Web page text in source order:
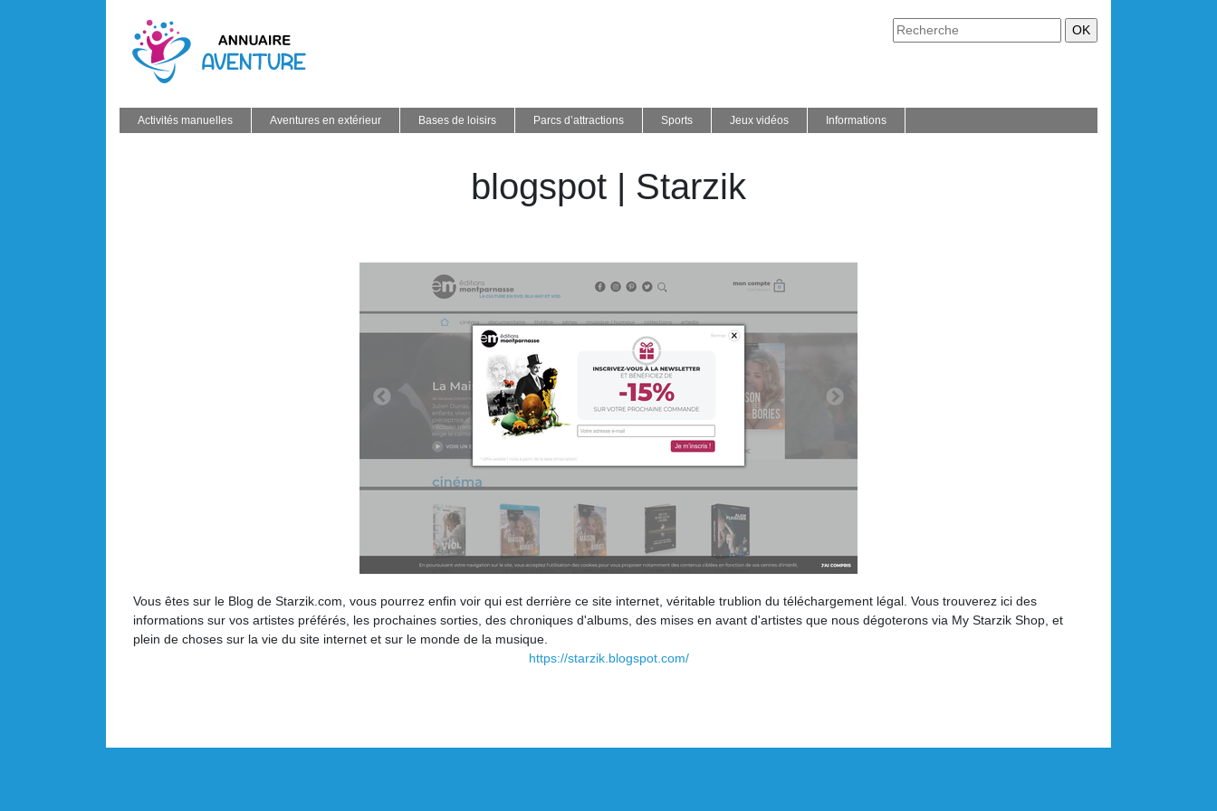
Activités manuelles Aventures en extérieur Bases de loisirs Parcs d’attractions Sports Jeux vidéos Informations
blogspot | Starzik
Vous êtes sur le Blog de Starzik.com, vous pourrez enfin voir qui est derrière ce site internet, véritable trublion du téléchargement légal. Vous trouverez ici des
informations sur vos artistes préférés, les prochaines sorties, des chroniques d'albums, des mises en avant d'artistes que nous dégoterons via My Starzik Shop, et
plein de choses sur la vie du site internet et sur le monde de la musique.
https://starzik.blogspot.com/